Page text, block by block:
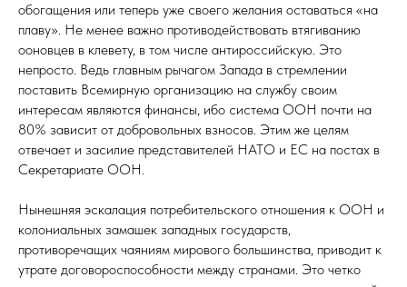
обогащения или теперь уже своего желания оставаться «на
плаву». Не менее важно противодействовать втягиванию
ооновцев в клевету, в том числе антироссийскую. Это
непросто. Ведь главным рычагом Запада в стремлении
поставить Всемирную организацию на службу своим
интересам являются финансы, ибо система ООН почти на
80% зависит от добровольных взносов. Этим же целям
отвечает и засилие представителей НАТО и ЕС на постах в
Секретариате ООН.
Нынешняя эскалация потребительского отношения к ООН и
колониальных замашек западных государств,
противоречащих чаяниям мирового большинства, приводит к
утрате договороспособности между странами. Это четко